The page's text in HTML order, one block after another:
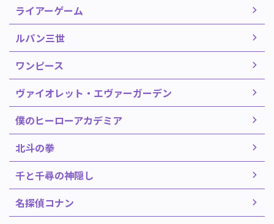
ライアーゲーム
ルパン三世
ワンピース
ヴァイオレット・エヴァーガーデン
僕のヒーローアカデミア
北斗の拳
千と千尋の神隠し
名探偵コナン